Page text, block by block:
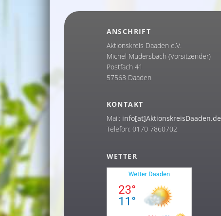
ANSCHRIFT
Aktionskreis Daaden e.V.
Michel Mudersbach (Vorsitzender)
Postfach 41
57563 Daaden
KONTAKT
Mail: info[at]AktionskreisDaaden.de
Telefon: 0170 7860702
WETTER